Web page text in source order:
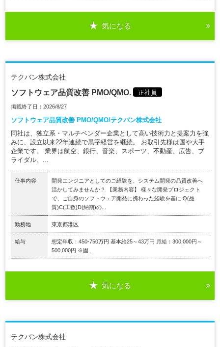
気になる
テクバン株式会社
ソフトウェア品質改善 PMO/QMO. 正社員
掲載終了日：2026/8/27
ソフトウェア品質改善 PMO/QMO/テクバン株式会社
同社は、独立系・マルチベンダー企業として高い技術力と提案力を強
みに、設立以来22年連続で黒字経営を継続。 お取引先様は国や大手
企業です。 業界は航空、銀行、音楽、スポーツ、不動産、広告、ブ
ライダル、...
仕事内容
開発エンジニアとしてのご経験を、システム開発の品質改善へ
活かしてみませんか？ 【業務内容】 様々な開発プロジェクト
で、ご自身のソフトウェア開発に携わった経験を基に Q(品
質)C(工数)D(納期)の...
勤務地 東京都港区
給与
想定年収：450-750万円 基本給25～43万円 月給：300,000円～
500,000円 ※固...
気になる
テクバン株式会社